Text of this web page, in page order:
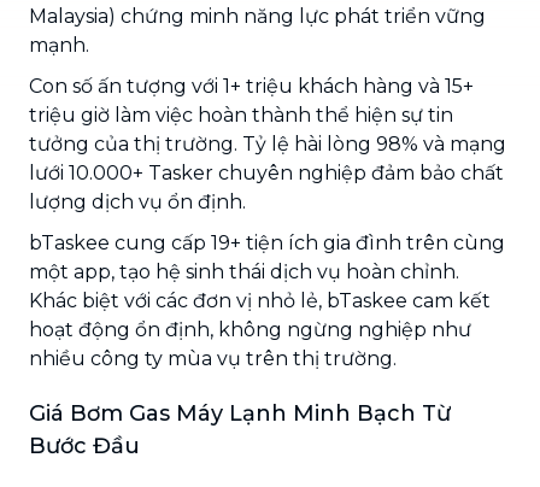
Malaysia) chứng minh năng lực phát triển vững
mạnh.
Con số ấn tượng với 1+ triệu khách hàng và 15+
triệu giờ làm việc hoàn thành thể hiện sự tin
tưởng của thị trường. Tỷ lệ hài lòng 98% và mạng
lưới 10.000+ Tasker chuyên nghiệp đảm bảo chất
lượng dịch vụ ổn định.
bTaskee cung cấp 19+ tiện ích gia đình trên cùng
một app, tạo hệ sinh thái dịch vụ hoàn chỉnh.
Khác biệt với các đơn vị nhỏ lẻ, bTaskee cam kết
hoạt động ổn định, không ngừng nghiệp như
nhiều công ty mùa vụ trên thị trường.
Giá Bơm Gas Máy Lạnh Minh Bạch Từ
Bước Đầu